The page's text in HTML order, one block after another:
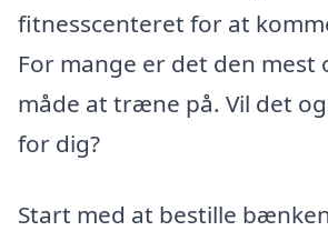
fitnesscenteret for at
For mange er det den mest
måde at træne på. Vil det
for dig?
Start med at bestille